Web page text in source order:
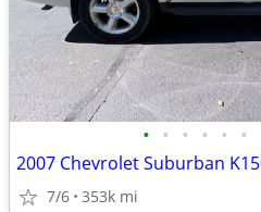
• • • • • •
2007 Chevrolet Suburban
7/6 353k mi